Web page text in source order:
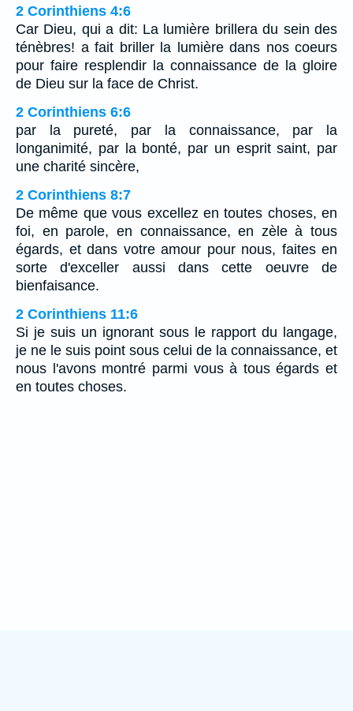
2 Corinthiens 4:6
Car Dieu, qui a dit: La lumière brillera du sein des
ténèbres! a fait briller la lumière dans nos coeurs
pour faire resplendir la connaissance de la gloire
de Dieu sur la face de Christ.
2 Corinthiens 6:6
par la pureté, par la connaissance, par la
longanimité, par la bonté, par un esprit saint, par
une charité sincère,
2 Corinthiens 8:7
De même que vous excellez en toutes choses, en
foi, en parole, en connaissance, en zèle à tous
égards, et dans votre amour pour nous, faites en
sorte d'exceller aussi dans cette oeuvre de
bienfaisance.
2 Corinthiens 11:6
Si je suis un ignorant sous le rapport du langage,
je ne le suis point sous celui de la connaissance, et
nous l'avons montré parmi vous à tous égards et
en toutes choses.